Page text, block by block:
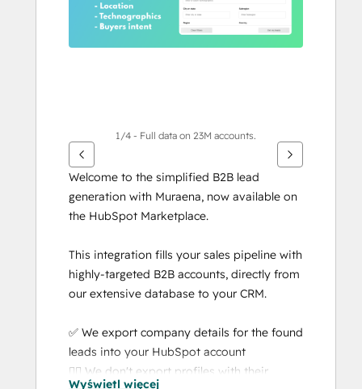
1/4 - Full data on 23M accounts.
Welcome to the simplified B2B lead
generation with Muraena, now available on
the HubSpot Marketplace.
This integration fills your sales pipeline with
highly-targeted B2B accounts, directly from
our extensive database to your CRM.
✅ We export company details for the found
leads into your HubSpot account
🙅‍♂️ We don't export profiles with their
Wyświetl więcej